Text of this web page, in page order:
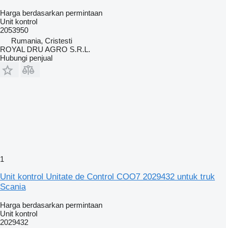
Harga berdasarkan permintaan
Unit kontrol
2053950
Rumania, Cristesti
ROYAL DRU AGRO S.R.L.
Hubungi penjual
1
Unit kontrol Unitate de Control COO7 2029432 untuk truk
Scania
Harga berdasarkan permintaan
Unit kontrol
2029432